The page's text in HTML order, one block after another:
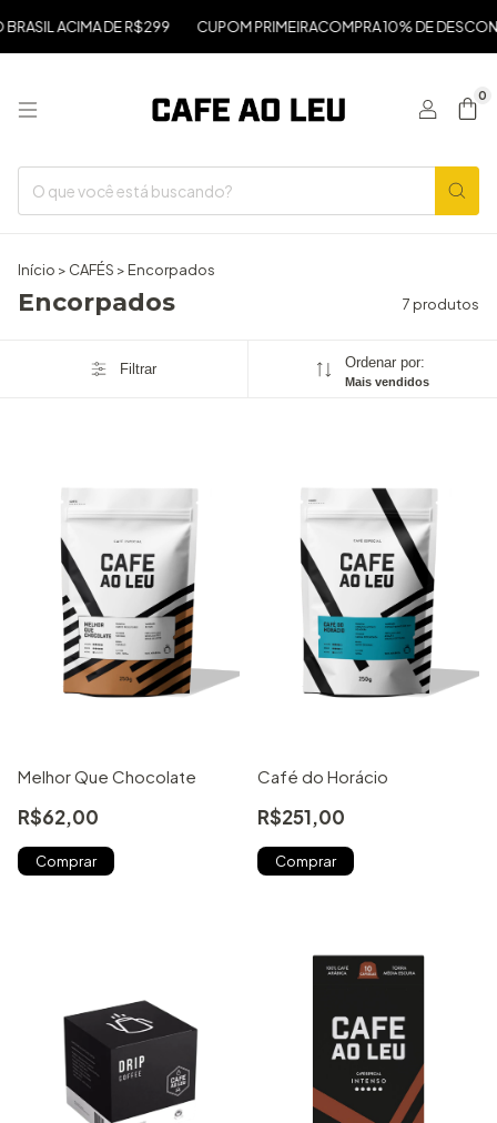
ACIMA DE R$299 CUPOM PRIMEIRACOMPRA 10% DE
0
Início > CAFÉS > Encorpados
Encorpados 7 produtos
Filtrar Ordenar por:
Mais vendidos
Melhor Que Chocolate
R$62,00
Comprar
Café do Horácio
R$251,00
Comprar